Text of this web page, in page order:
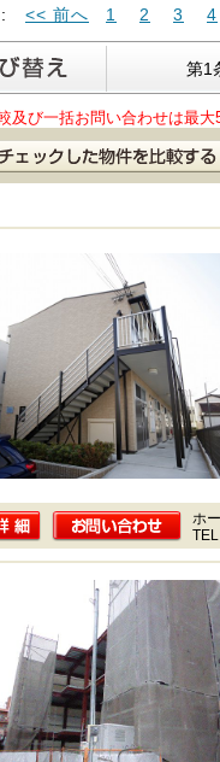
<< 前へ 1 2 3 4
第1
及び一括お問い合わせは最大
ホ